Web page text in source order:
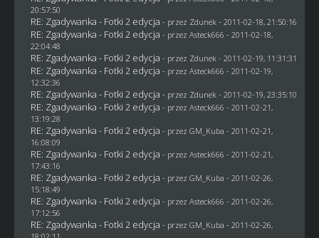
20:57:50
RE: Zgadywanka - Fotki 2 edycja - przez Zdunek - 2011-02-18, 21:50:16
RE: Zgadywanka - Fotki 2 edycja - przez Asteck666 - 2011-02-18,
22:04:48
RE: Zgadywanka - Fotki 2 edycja - przez Zdunek - 2011-02-19, 11:31:31
RE: Zgadywanka - Fotki 2 edycja - przez Asteck666 - 2011-02-19,
12:32:36
RE: Zgadywanka - Fotki 2 edycja - przez Zdunek - 2011-02-19, 23:35:10
RE: Zgadywanka - Fotki 2 edycja - przez Asteck666 - 2011-02-21,
13:19:28
RE: Zgadywanka - Fotki 2 edycja - przez GM_Kuba - 2011-02-21,
16:08:09
RE: Zgadywanka - Fotki 2 edycja - przez Asteck666 - 2011-02-21,
17:43:16
RE: Zgadywanka - Fotki 2 edycja - przez GM_Kuba - 2011-02-26,
15:18:49
RE: Zgadywanka - Fotki 2 edycja - przez Asteck666 - 2011-02-26,
17:12:56
RE: Zgadywanka - Fotki 2 edycja - przez GM_Kuba - 2011-02-26,